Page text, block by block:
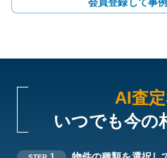
AI査定
いつでも今の